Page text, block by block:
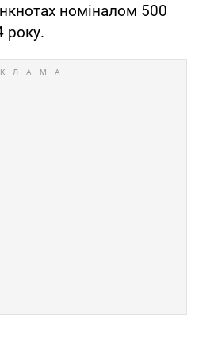
номіналом 500
року.